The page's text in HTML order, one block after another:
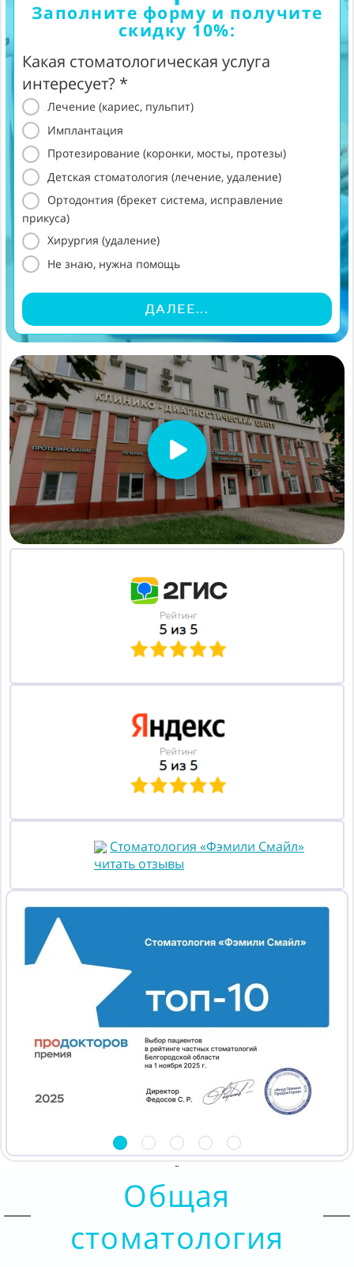
Заполните форму и получите
скидку 10%:
Какая стоматологическая услуга
интересует? *
Лечение (кариес, пульпит)
Имплантация
Протезирование (коронки, мосты, протезы)
Детская стоматология (лечение, удаление)
Ортодонтия (брекет система, исправление
прикуса)
Хирургия (удаление)
Не знаю, нужна помощь
ДАЛЕЕ...
Стоматология «Фэмили Смайл»
читать отзывы
Общая
стоматология